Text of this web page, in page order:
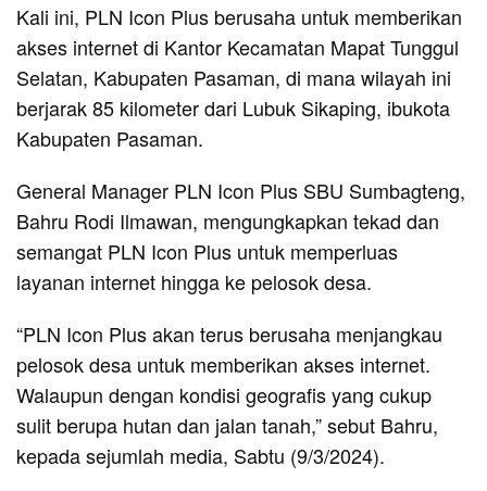
Kali ini, PLN Icon Plus berusaha untuk memberikan
akses internet di Kantor Kecamatan Mapat Tunggul
Selatan, Kabupaten Pasaman, di mana wilayah ini
berjarak 85 kilometer dari Lubuk Sikaping, ibukota
Kabupaten Pasaman.
General Manager PLN Icon Plus SBU Sumbagteng,
Bahru Rodi Ilmawan, mengungkapkan tekad dan
semangat PLN Icon Plus untuk memperluas
layanan internet hingga ke pelosok desa.
“PLN Icon Plus akan terus berusaha menjangkau
pelosok desa untuk memberikan akses internet.
Walaupun dengan kondisi geografis yang cukup
sulit berupa hutan dan jalan tanah,” sebut Bahru,
kepada sejumlah media, Sabtu (9/3/2024).